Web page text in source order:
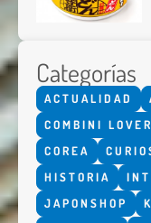
Categorías
ACTUALIDAD
COMBINI
COREA
HISTORIA
JAPONSHOP